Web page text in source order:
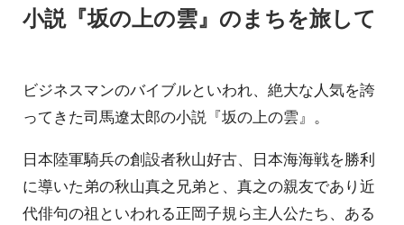
小説『坂の上の雲』のまちを旅して
ビジネスマンのバイブルといわれ、絶大な人気を誇
ってきた司馬遼太郎の小説『坂の上の雲』。
日本陸軍騎兵の創設者秋山好古、日本海海戦を勝利
に導いた弟の秋山真之兄弟と、真之の親友であり近
代俳句の祖といわれる正岡子規ら主人公たち、ある